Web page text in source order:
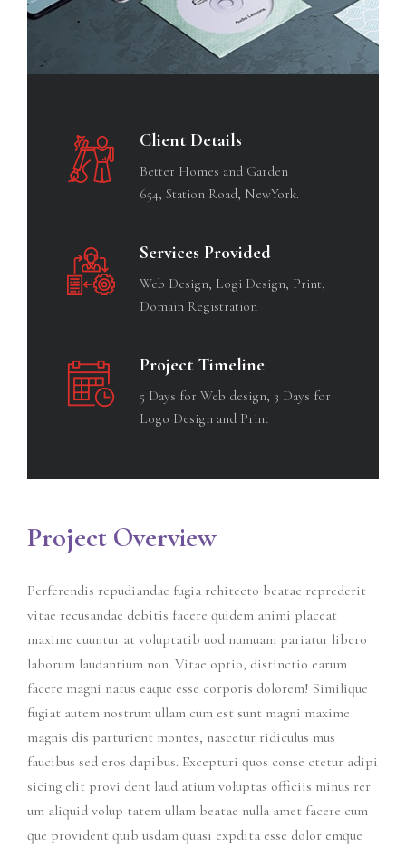
Client Details
Better Homes and Garden
654, Station Road, NewYork.
Services Provided
Web Design, Logi Design, Print,
Domain Registration
Project Timeline
5 Days for Web design, 3 Days for
Logo Design and Print
Project Overview
Perferendis repudiandae fugia rchitecto beatae reprederit
vitae recusandae debitis facere quidem animi placeat
maxime cuuntur at voluptatib uod numuam pariatur libero
laborum laudantium non. Vitae optio, distinctio earum
facere magni natus eaque esse corporis dolorem! Similique
fugiat autem nostrum ullam cum est sunt magni maxime
magnis dis parturient montes, nascetur ridiculus mus
faucibus sed eros dapibus. Excepturi quos conse ctetur adipi
sicing elit provi dent laud atium voluptas officiis minus rer
um aliquid volup tatem ullam beatae nulla amet facere cum
que provident quib usdam quasi expdita esse dolor emque